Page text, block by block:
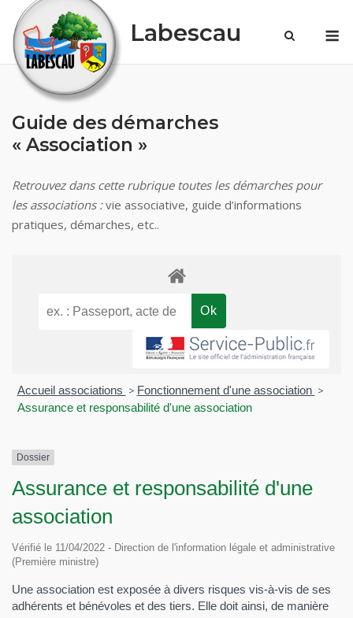
content
Labescau
Guide des démarches
« Association »
Retrouvez dans cette rubrique toutes les démarches pour
les associations :vie associative, guide d’informations
pratiques, démarches, etc..
Accueil associations > Fonctionnement d'une association >
Assurance et responsabilité d'une association
Dossier
Assurance et responsabilité d'une
association
Vérifié le 11/04/2022 - Direction de l'information légale et administrative
(Première ministre)
Une association est exposée à divers risques vis-à-vis de ses
adhérents et bénévoles et des tiers. Elle doit ainsi, de manière